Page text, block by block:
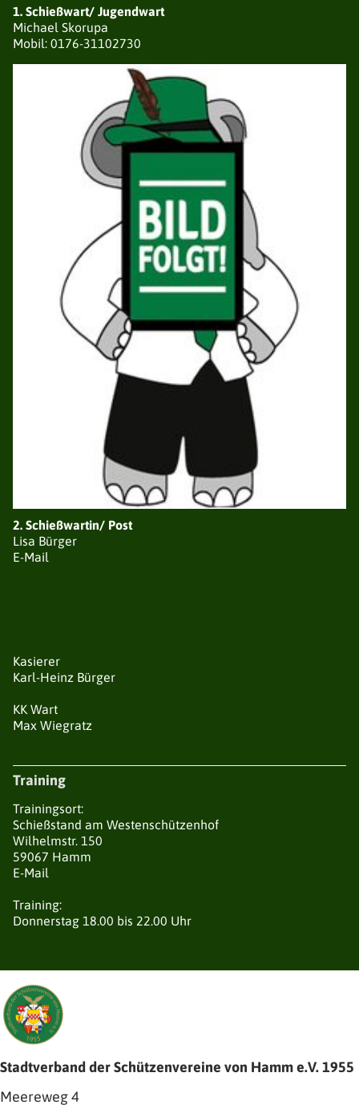
NEUIGKEITEN
VORSTAND
LISTE DER SCHIESSGRUPPEN
SATZUNG
SCHIESSORDNUNG
ERGEBNISSE RUNDENWETTKÄMPFE
ERGEBNISSE STADTMEISTERSCHAFTEN
ERGEBNISSE KAISERPOKAL
ERGEBNISSE POKALSCHIESSEN
TERMINE
KÖNIGSPAARE
STADTKAISERSCHIESSEN
HALLENVERMIETUNG
1. Schießwart/ Jugendwart
Michael Skorupa
Mobil: 0176-31102730
2. Schießwartin/ Post
Lisa Bürger
E-Mail
Kasierer
Karl-Heinz Bürger
KK Wart
Max Wiegratz
Training
Trainingsort:
Schießstand am Westenschützenhof
Wilhelmstr. 150
59067 Hamm
E-Mail
Training:
Donnerstag 18.00 bis 22.00 Uhr
Stadtverband der Schützenvereine von Hamm e.V. 1955
Meereweg 4